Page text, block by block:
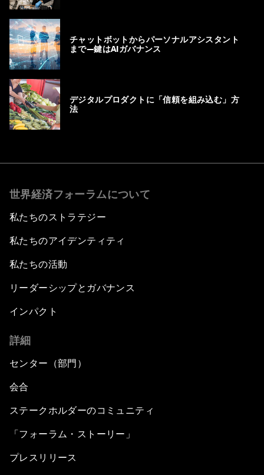
チャットボットからパーソナルアシスタント
まで―鍵はAIガバナンス
デジタルプロダクトに「信頼を組み込む」方
法
世界経済フォーラムについて
私たちのストラテジー
私たちのアイデンティティ
私たちの活動
リーダーシップとガバナンス
インパクト
詳細
センター（部門）
会合
ステークホルダーのコミュニティ
「フォーラム・ストーリー」
プレスリリース